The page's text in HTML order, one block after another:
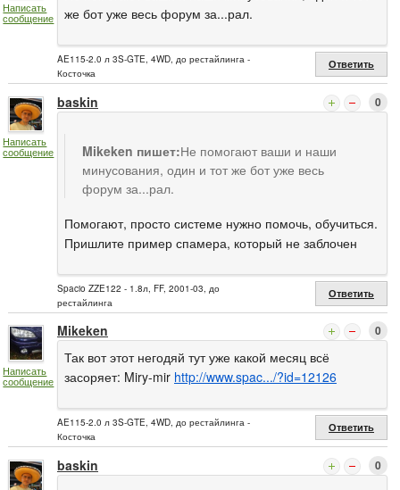
Написать
сообщение
же бот уже весь форум за...рал.
AE115-2.0 л 3S-GTE, 4WD, до рестайлинга -
Косточка
Ответить
Написать
сообщение
baskin 0
Mikeken пишет:Не помогают ваши и наши
минусования, один и тот же бот уже весь
форум за...рал.
Помогают, просто системе нужно помочь, обучиться.
Пришлите пример спамера, который не заблочен
Spacio ZZE122 - 1.8л, FF, 2001-03, до
рестайлинга
Ответить
Написать
сообщение
Mikeken 0
Так вот этот негодяй тут уже какой месяц всё
засоряет: Miry-mir http://www.spac.../?id=12126
AE115-2.0 л 3S-GTE, 4WD, до рестайлинга -
Косточка
Ответить
baskin 0